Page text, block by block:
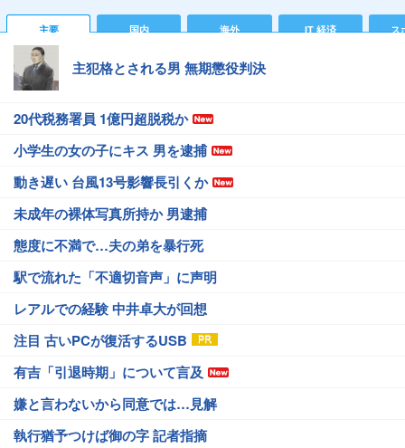
主要 国内 海外 IT 経済 ス
主犯格とされる男 無期懲役判決
20代税務署員 1億円超脱税か
小学生の女の子にキス 男を逮捕
動き遅い 台風13号影響長引くか
未成年の裸体写真所持か 男逮捕
態度に不満で…夫の弟を暴行死
駅で流れた「不適切音声」に声明
レアルでの経験 中井卓大が回想
注目 古いPCが復活するUSB
有吉「引退時期」について言及
嫌と言わないから同意では…見解
執行猶予つけば御の字 記者指摘